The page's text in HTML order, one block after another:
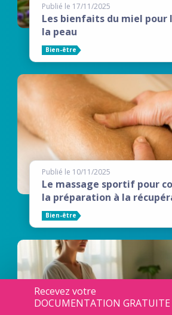
Publié le 17/11/2025
Les bienfaits du miel pour
la peau
Bien-être
Publié le 10/11/2025
Le massage sportif pour
la préparation à la
Bien-être
Recevez votre
DOCUMENTATION GRATUITE